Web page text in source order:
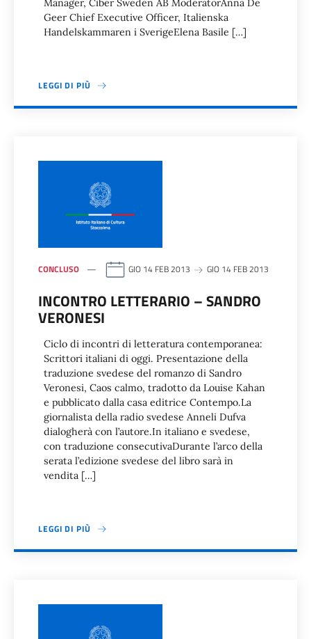
Geer Chief Executive Officer, Italienska
Handelskammaren i SverigeElena Basile […]
LEGGI DI PIÙ
CONCLUSO GIO 14 FEB 2013 GIO 14 FEB 2013
INCONTRO LETTERARIO – SANDRO
VERONESI
Ciclo di incontri di letteratura contemporanea:
Scrittori italiani di oggi. Presentazione della
traduzione svedese del romanzo di Sandro
Veronesi, Caos calmo, tradotto da Louise Kahan
e pubblicato dalla casa editrice Contempo.La
giornalista della radio svedese Anneli Dufva
dialogherà con l’autore.In italiano e svedese,
con traduzione consecutivaDurante l’arco della
serata l’edizione svedese del libro sarà in
vendita […]
LEGGI DI PIÙ